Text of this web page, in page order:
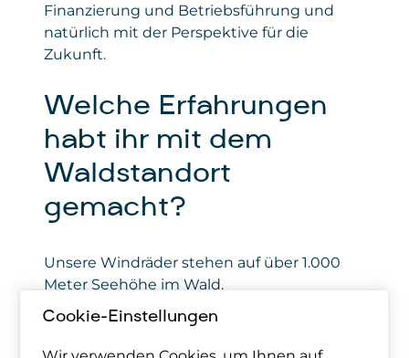
Finanzierung und Betriebsführung und
natürlich mit der Perspektive für die
Zukunft.
Welche Erfahrungen
habt ihr mit dem
Waldstandort
gemacht?
Unsere Windräder stehen auf über 1.000
Meter Seehöhe im Wald.
Naturschutzexperten sehen das so, dass
nur der Turmfuß im Wald steht, denn für sie
reicht das ökologische System Wald nur bis
Cookie-Einstellungen